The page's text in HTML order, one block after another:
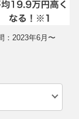
：2023年6月〜